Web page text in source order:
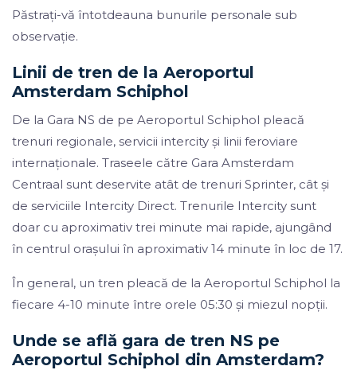
Păstrați-vă întotdeauna bunurile personale sub
observație.
Linii de tren de la Aeroportul
Amsterdam Schiphol
De la Gara NS de pe Aeroportul Schiphol pleacă
trenuri regionale, servicii intercity și linii feroviare
internaționale. Traseele către Gara Amsterdam
Centraal sunt deservite atât de trenuri Sprinter, cât și
de serviciile Intercity Direct. Trenurile Intercity sunt
doar cu aproximativ trei minute mai rapide, ajungând
în centrul orașului în aproximativ 14 minute în loc de 17.
În general, un tren pleacă de la Aeroportul Schiphol la
fiecare 4-10 minute între orele 05:30 și miezul nopții.
Unde se află gara de tren NS pe
Aeroportul Schiphol din Amsterdam?